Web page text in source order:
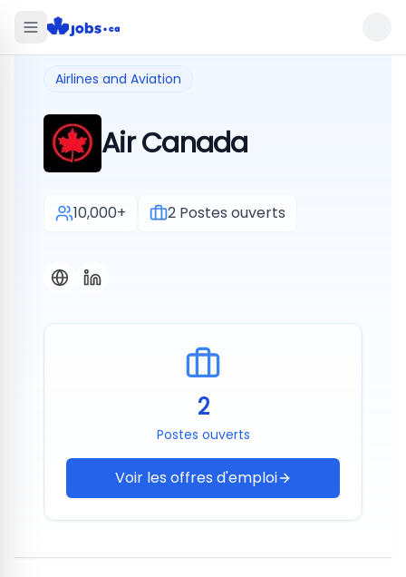
Airlines and Aviation
Air Canada
10,000+ 2 Postes ouverts
2
Postes ouverts
Voir les offres d'emploi